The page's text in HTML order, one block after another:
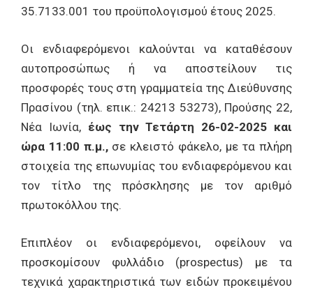
35.7133.001 του προϋπολογισμού έτους 2025.
Οι ενδιαφερόμενοι καλούνται να καταθέσουν
αυτοπροσώπως ή να αποστείλουν τις
προσφορές τους στη γραμματεία της Διεύθυνσης
Πρασίνου (τηλ. επικ.: 24213 53273), Προύσης 22,
Νέα Ιωνία, έως την Τετάρτη 26-02-2025 και
ώρα 11:00 π.μ.,σε κλειστό φάκελο, με τα πλήρη
στοιχεία της επωνυμίας του ενδιαφερόμενου και
τον τίτλο της πρόσκλησης με τον αριθμό
πρωτοκόλλου της.
Επιπλέον οι ενδιαφερόμενοι, οφείλουν να
προσκομίσουν φυλλάδιο (prospectus) με τα
τεχνικά χαρακτηριστικά των ειδών προκειμένου